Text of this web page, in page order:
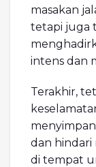
masakan
tetapi juga
intens dan
Terakhir,
dan hindari
di tempat